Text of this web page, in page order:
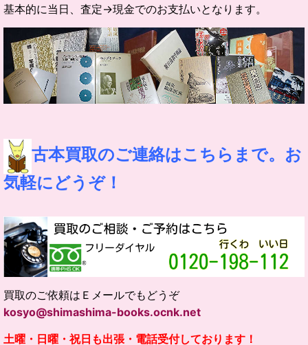
基本的に当日、査定→現金でのお支払いとなります。
古本買取のご連絡はこちらまで。お
気軽にどうぞ！
買取のご依頼はＥメールでもどうぞ
kosyo@shimashima-books.ocnk.net
土曜・日曜・祝日も出張・電話受付しております！